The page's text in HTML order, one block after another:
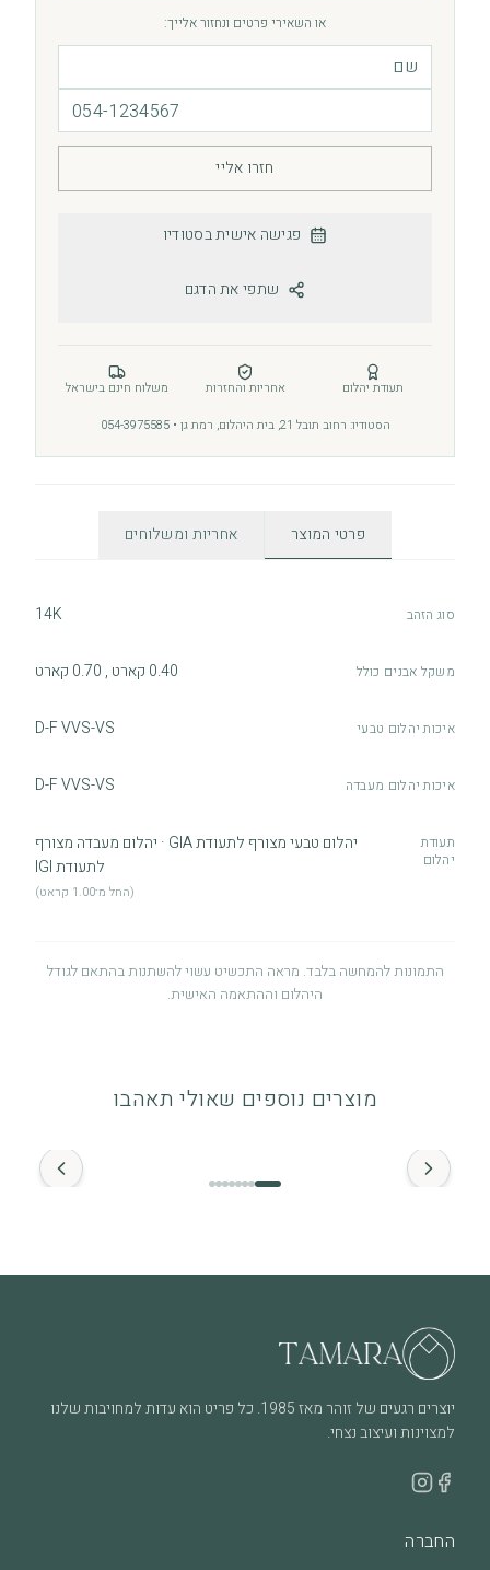
או השאירי פרטים ונחזור אלייך:
חזרו אליי
פגישה אישית בסטודיו
שתפי את הדגם
תעודת יהלום אחריות והחזרות
משלוח חינם בישראל
הסטודיו: רחוב תובל 21, בית היהלום, רמת גן • 054-3975585
פרטי המוצר אחריות ומשלוחים
סוג הזהב 14K
משקל אבנים כולל 0.40 קארט , 0.70 קארט
איכות יהלום טבעי D-F VVS-VS
איכות יהלום מעבדה D-F VVS-VS
תעודת
יהלום
יהלום טבעי מצורף לתעודת GIA · יהלום מעבדה מצורף
לתעודת IGI
(החל מ־1.00 קראט)
התמונות להמחשה בלבד. מראה התכשיט עשוי להשתנות בהתאם לגודל
היהלום וההתאמה האישית.
במדיניות האחריות.
התכשיט מיוצר מזהב איכותי (14K / 18K) ומשובץ ביהלומים טבעיים.
שימוש יומיומי עשוי לגרום לשחיקה טבעית לאורך זמן, וזה חלק
בבדיקה – אנחנו כאן.
מוצרים נוספים שאולי תאהבו
יוצרים רגעים של זוהר מאז 1985. כל פריט הוא עדות למחויבות שלנו
למצוינות ועיצוב נצחי.
החברה